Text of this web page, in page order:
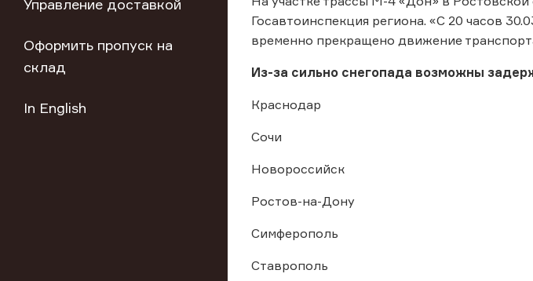
Управление доставкой
Оформить пропуск на
склад
In English
Госавтоинспекция региона. «С 20 часов
временно прекращено движение
Из-за сильно снегопада возможны
Краснодар
Сочи
Новороссийск
Ростов-на-Дону
Симферополь
Ставрополь